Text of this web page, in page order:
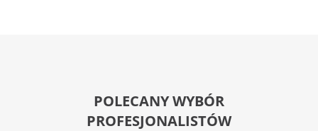
POLECANY WYBÓR
PROFESJONALISTÓW